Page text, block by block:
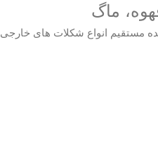
ماگ
مستقیم انواع شکلات های خارجی